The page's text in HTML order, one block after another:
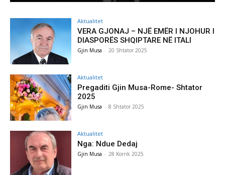
Aktualitet
VERA GJONAJ – NJË EMËR I NJOHUR I
DIASPORËS SHQIPTARE NË ITALI
Gjin Musa - 20 Shtator 2025
Aktualitet
Pregaditi Gjin Musa-Rome- Shtator
2025
Gjin Musa - 8 Shtator 2025
Aktualitet
Nga: Ndue Dedaj
Gjin Musa - 28 Korrik 2025